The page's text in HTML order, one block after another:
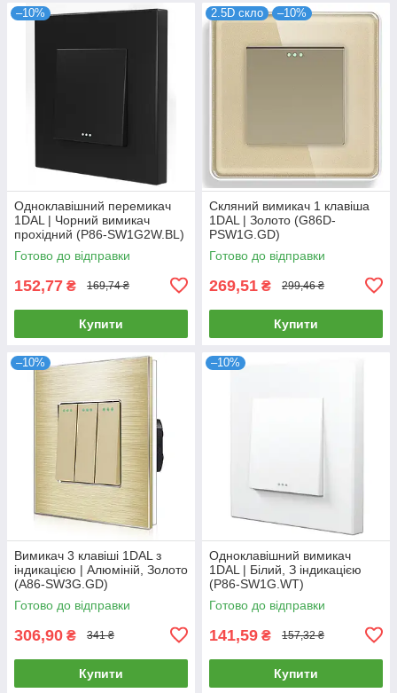
–10%
Одноклавішний перемикач
1DAL | Чорний вимикач
прохідний (P86-SW1G2W.BL)
Готово до відправки
152,77 ₴ 169,74 ₴
Купити
2.5D скло –10%
Скляний вимикач 1 клавіша
1DAL | Золото (G86D-
PSW1G.GD)
Готово до відправки
269,51 ₴ 299,46 ₴
Купити
–10%
Вимикач 3 клавіші 1DAL з
індикацією | Алюміній, Золото
(А86-SW3G.GD)
Готово до відправки
306,90 ₴ 341 ₴
Купити
–10%
Одноклавішний вимикач
1DAL | Білий, З індикацією
(P86-SW1G.WT)
Готово до відправки
141,59 ₴ 157,32 ₴
Купити